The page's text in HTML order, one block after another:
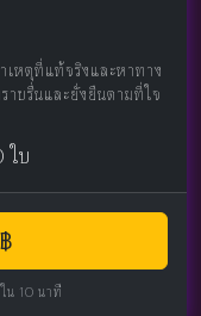
หตุที่แท้จริงและหาทาง
าบรื่นและยั่งยืนตามที่ใจ
ใบ
10 นาที